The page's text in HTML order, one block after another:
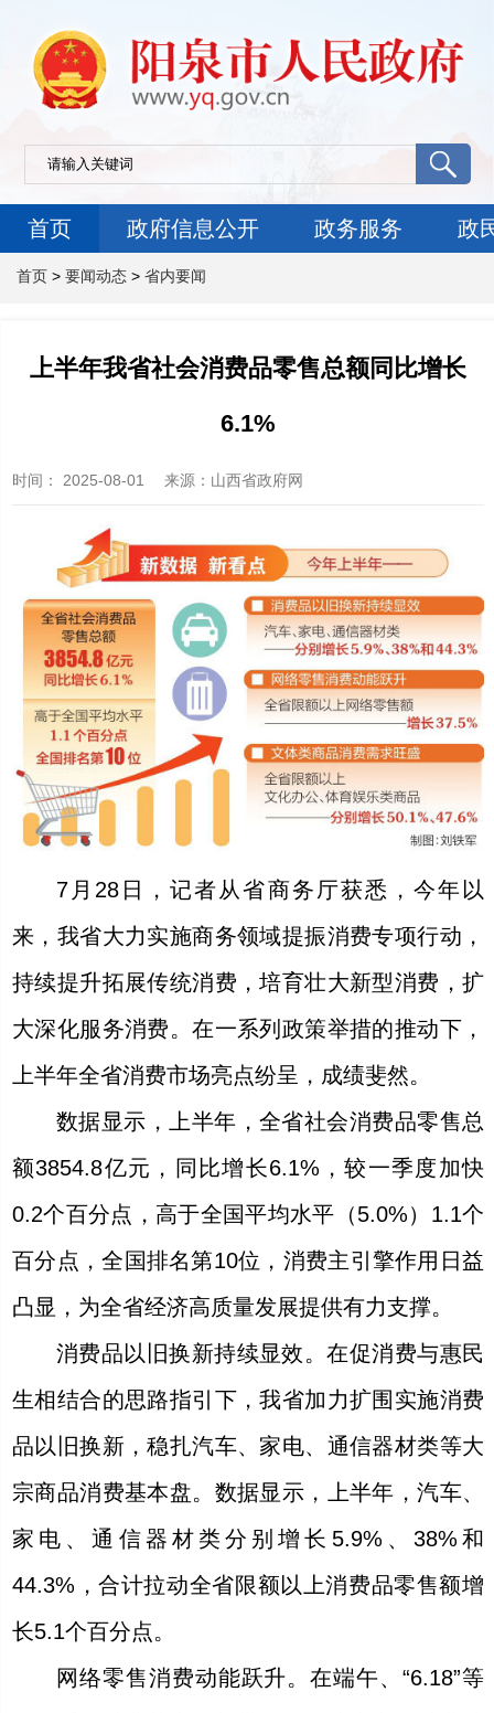
首页 政府信息公开 政务服务 政
首页 > 要闻动态 > 省内要闻
上半年我省社会消费品零售总额同比增长
6.1%
时间： 2025-08-01 来源 ：山西省政府网
7月28日，记者从省商务厅获悉，今年以
来，我省大力实施商务领域提振消费专项行动，
持续提升拓展传统消费，培育壮大新型消费，扩
大深化服务消费。在一系列政策举措的推动下，
上半年全省消费市场亮点纷呈，成绩斐然。
数据显示，上半年，全省社会消费品零售总
额3854.8亿元，同比增长6.1%，较一季度加快
0.2个百分点，高于全国平均水平（5.0%）1.1个
百分点，全国排名第10位，消费主引擎作用日益
凸显，为全省经济高质量发展提供有力支撑。
消费品以旧换新持续显效。在促消费与惠民
生相结合的思路指引下，我省加力扩围实施消费
品以旧换新，稳扎汽车、家电、通信器材类等大
宗商品消费基本盘。数据显示，上半年，汽车、
家电、通信器材类分别增长5.9%、38%和
44.3%，合计拉动全省限额以上消费品零售额增
长5.1个百分点。
网络零售消费动能跃升。在端午、“6.18”等